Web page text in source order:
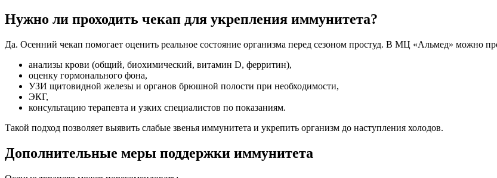
Нужно ли проходить чекап для укрепления иммунитета?
Да. Осенний чекап помогает оценить реальное состояние организма перед сезоном простуд. В МЦ «Альмед» можно
анализы крови (общий, биохимический, витамин D, ферритин),
оценку гормонального фона,
УЗИ щитовидной железы и органов брюшной полости при необходимости,
ЭКГ,
консультацию терапевта и узких специалистов по показаниям.
Такой подход позволяет выявить слабые звенья иммунитета и укрепить организм до наступления холодов.
Дополнительные меры поддержки иммунитета